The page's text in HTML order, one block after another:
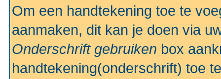
Om een handtekening toe te
aanmaken, dit kan je doen via
Onderschrift gebruiken box
handtekening(onderschrift) toe